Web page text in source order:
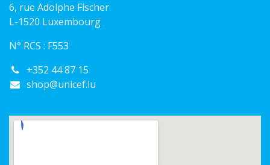
6, rue Adolphe Fischer
L-1520 Luxembourg
N° RCS : F553
+352 44 87 15
shop@unicef.lu